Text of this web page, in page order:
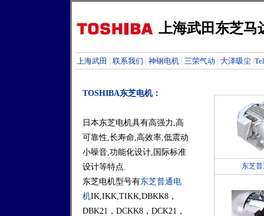
上海武田东芝马
上海武田 | 联系我们 | 神钢电机 | 三荣气动 | 大泽吸尘 |
TOSHIBA东芝电机：
日本东芝电机具有高强力,高
可靠性,长寿命,高效率,低震动
小噪音,功能化设计,国际标准
设计等特点.
东芝电机型号有东芝普通电
机IK,IKK,TIKK,DBKK8，
DBK21，DCKK8，DCK21，
东芝